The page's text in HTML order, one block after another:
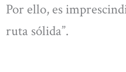
Por ello, es
ruta sólida”.